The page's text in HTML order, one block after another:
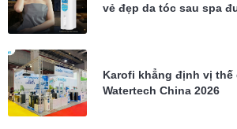
vẻ đẹp da tóc sau spa
Karofi khẳng định vị
Watertech China 2026